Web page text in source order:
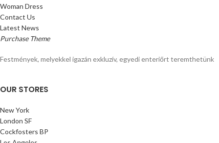
Woman Dress
Contact Us
Latest News
Purchase Theme
Festmények, melyekkel igazán exkluzív, egyedi enteriőrt teremthetünk
OUR STORES
New York
London SF
Cockfosters BP